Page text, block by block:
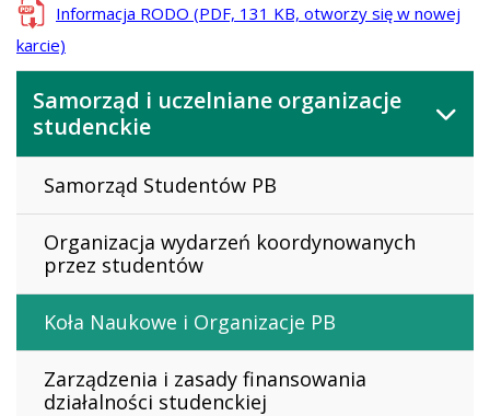
Informacja RODO (PDF, 131 KB, otworzy się w nowej
karcie)
Samorząd i uczelniane organizacje
studenckie
Samorząd Studentów PB
Organizacja wydarzeń koordynowanych
przez studentów
Koła Naukowe i Organizacje PB
Zarządzenia i zasady finansowania
działalności studenckiej